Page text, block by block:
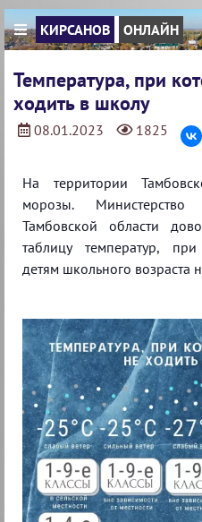
КИРСАНОВ ОНЛАЙН
Температура, при
ходить в школу
08.01.2023 1825
На территории
морозы.
Тамбовской области
таблицу температур,
детям школьного возраста